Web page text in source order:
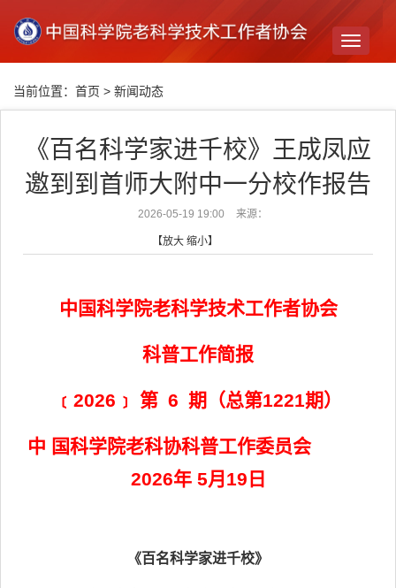
Toggle
当前位置： 首页 > 新闻动态
《百名科学家进千校》王成凤应
邀到到首师大附中一分校作报告
2026-05-19 19:00 来源：
【放大 缩小】
中国科学院老科学技术工作者协会
科普工作简报
﹝2026﹞ 第 6 期（总第1221期）
中 国科学院老科协科普工作委员会
2026年 5月19日
《百名科学家进千校》